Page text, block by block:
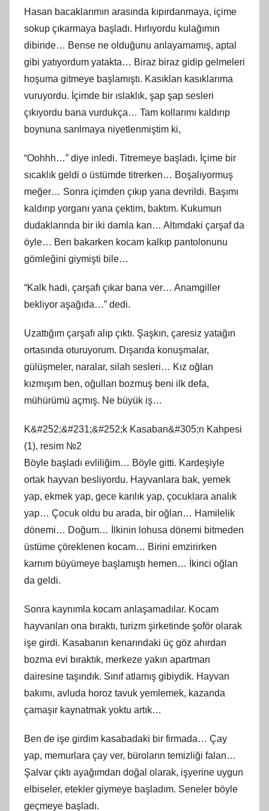
Hasan bacaklarımın arasında kıpırdanmaya, içime
sokup çıkarmaya başladı. Hırlıyordu kulağımın
dibinde… Bense ne olduğunu anlayamamış, aptal
gibi yatıyordum yatakta… Biraz biraz gidip gelmeleri
hoşuma gitmeye başlamıştı. Kasıkları kasıklarıma
vuruyordu. İçimde bir ıslaklık, şap şap sesleri
çıkıyordu bana vurdukça… Tam kollarımı kaldırıp
boynuna sarılmaya niyetlenmiştim ki,
“Oohhh…” diye inledi. Titremeye başladı. İçime bir
sıcaklık geldi o üstümde titrerken… Boşalıyormuş
meğer… Sonra içimden çıkıp yana devrildi. Başımı
kaldırıp yorganı yana çektim, baktım. Kukumun
dudaklarında bir iki damla kan… Altımdaki çarşaf da
öyle… Ben bakarken kocam kalkıp pantolonunu
gömleğini giymişti bile…
“Kalk hadi, çarşafı çıkar bana ver… Anamgiller
bekliyor aşağıda…” dedi.
Uzattığım çarşafı alıp çıktı. Şaşkın, çaresiz yatağın
ortasında oturuyorum. Dışarıda konuşmalar,
gülüşmeler, naralar, silah sesleri… Kız oğlan
kızmışım ben, oğulları bozmuş beni ilk defa,
mühürümü açmış. Ne büyük iş…
K&#252;&#231;&#252;k Kasaban&#305;n Kahpesi
(1), resim №2
Böyle başladı evliliğim… Böyle gitti. Kardeşiyle
ortak hayvan besliyordu. Hayvanlara bak, yemek
yap, ekmek yap, gece karılık yap, çocuklara analık
yap… Çocuk oldu bu arada, bir oğlan… Hamilelik
dönemi… Doğum… İlkinin lohusa dönemi bitmeden
üstüme çöreklenen kocam… Birini emzirirken
karnım büyümeye başlamıştı hemen… İkinci oğlan
da geldi.
Sonra kaynımla kocam anlaşamadılar. Kocam
hayvanları ona bıraktı, turizm şirketinde şoför olarak
işe girdi. Kasabanın kenarındaki üç göz ahırdan
bozma evi bıraktık, merkeze yakın apartman
dairesine taşındık. Sınıf atlamış gibiydik. Hayvan
bakımı, avluda horoz tavuk yemlemek, kazanda
çamaşır kaynatmak yoktu artık…
Ben de işe girdim kasabadaki bir firmada… Çay
yap, memurlara çay ver, büroların temizliği falan…
Şalvar çıktı ayağımdan doğal olarak, işyerine uygun
elbiseler, etekler giymeye başladım. Seneler böyle
geçmeye başladı.